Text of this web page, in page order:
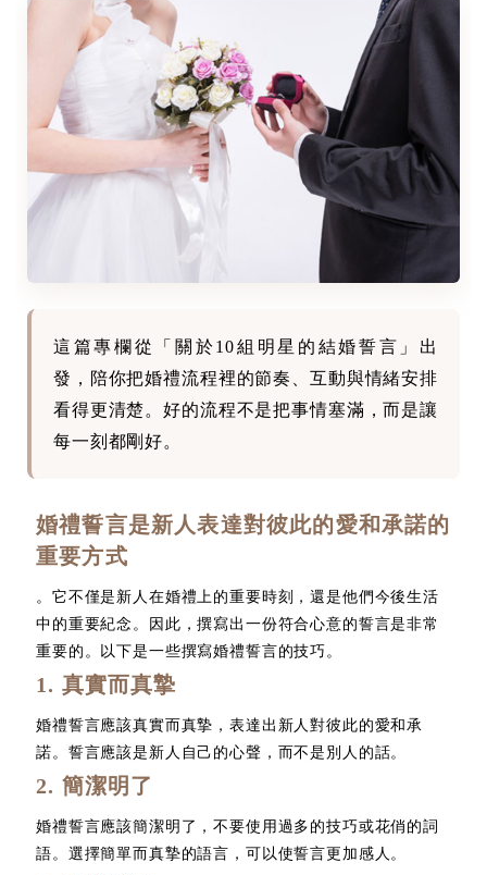
這篇專欄從「關於10組明星的結婚誓言」出
發，陪你把婚禮流程裡的節奏、互動與情緒安排
看得更清楚。好的流程不是把事情塞滿，而是讓
每一刻都剛好。
婚禮誓言是新人表達對彼此的愛和承諾的
重要方式
。它不僅是新人在婚禮上的重要時刻，還是他們今後生活
中的重要紀念。因此，撰寫出一份符合心意的誓言是非常
重要的。以下是一些撰寫婚禮誓言的技巧。
1. 真實而真摯
婚禮誓言應該真實而真摯，表達出新人對彼此的愛和承
諾。誓言應該是新人自己的心聲，而不是別人的話。
2. 簡潔明了
婚禮誓言應該簡潔明了，不要使用過多的技巧或花俏的詞
語。選擇簡單而真摯的語言，可以使誓言更加感人。